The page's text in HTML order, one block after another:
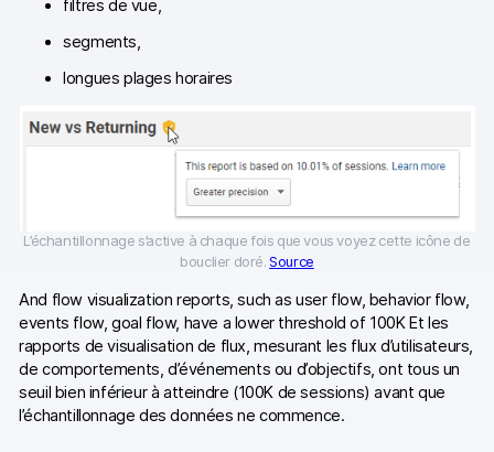
filtres de vue,
segments,
longues plages horaires
L’échantillonnage s’active à chaque fois que vous voyez cette icône de
bouclier doré.Source
And flow visualization reports, such as user flow, behavior flow,
events flow, goal flow, have a lower threshold of 100K Et les
rapports de visualisation de flux, mesurant les flux d’utilisateurs,
de comportements, d’événements ou d’objectifs, ont tous un
seuil bien inférieur à atteindre (100K de sessions) avant que
l’échantillonnage des données ne commence.